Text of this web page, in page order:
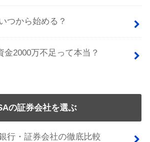
つから始める？
金2000万不足って本当？
の証券会社を選ぶ
行・証券会社の徹底比較